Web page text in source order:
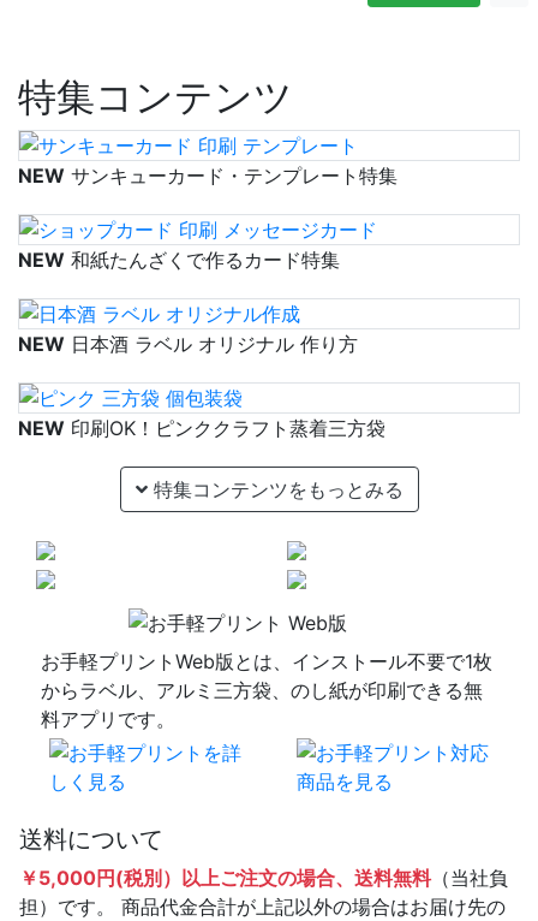
特集コンテンツ
NEW サンキューカード・テンプレート特集
NEW 和紙たんざくで作るカード特集
NEW 日本酒 ラベル オリジナル 作り方
NEW 印刷OK！ピンククラフト蒸着三方袋
特集コンテンツをもっとみる
お手軽プリントWeb版とは、インストール不要で1枚
からラベル、アルミ三方袋、のし紙が印刷できる無
料アプリです。
送料について
￥5,000円(税別）以上ご注文の場合、送料無料（当社負
担）です。 商品代金合計が上記以外の場合はお届け先の